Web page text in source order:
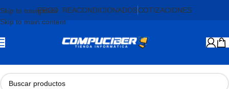
Skip to navigation
Skip to main content
PROD. REACONDICIONADOSCOTIZACIONES